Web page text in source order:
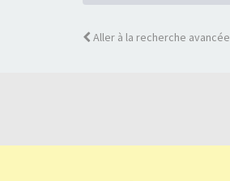
Aller à la recherche avancée